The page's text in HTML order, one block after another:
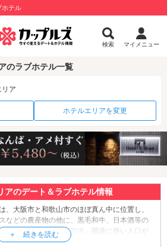
ホテル
検索 マイメニュー
のラブホテル一覧
ア
ホテルエリアを変更
アのデート＆ラブホテル情報
、大阪市と和歌山市のほぼ真ん中に位置し、
などの農産物の他に、黒毛和牛、日本酒等の
。近年は「関西国際空港
」開港に伴い人口が
商業・サービス業も盛んです。このエリアで